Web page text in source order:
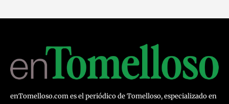
enTomelloso.com es el periódico de Tomelloso, especializado en